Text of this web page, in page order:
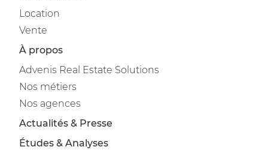
Location
Vente
À propos
Advenis Real Estate Solutions
Nos métiers
Nos agences
Actualités & Presse
Études & Analyses